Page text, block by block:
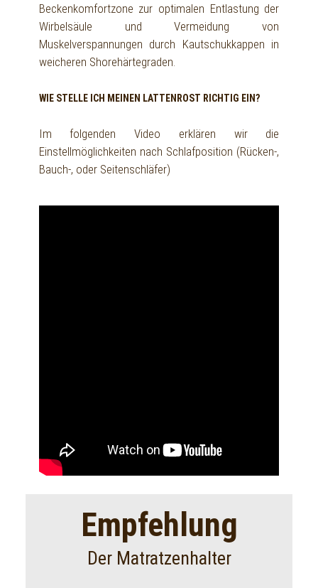
Beckenkomfortzone zur optimalen Entlastung der
Wirbelsäule und Vermeidung von
Muskelverspannungen durch Kautschukkappen in
weicheren Shorehärtegraden.
WIE STELLE ICH MEINEN LATTENROST RICHTIG EIN?
Im folgenden Video erklären wir die
Einstellmöglichkeiten nach Schlafposition (Rücken-,
Bauch-, oder Seitenschläfer)
Empfehlung
Der Matratzenhalter